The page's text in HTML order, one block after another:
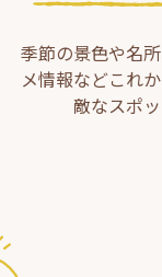
季節の景色や名
メ情報などこれ
敵なスポ